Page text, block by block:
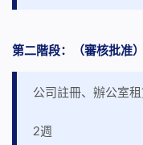
第二階段： （審核批准）
公司註冊、辦公室租
2週